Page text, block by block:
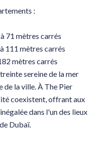
:
71 mètres carrés
111 mètres carrés
mètres carrés
sereine de la mer
la ville. À The Pier
coexistent, offrant aux
dans l'un des lieux
Dubaï.